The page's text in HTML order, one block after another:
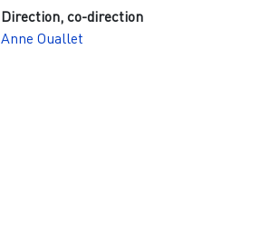
Direction, co-direction
Anne Ouallet